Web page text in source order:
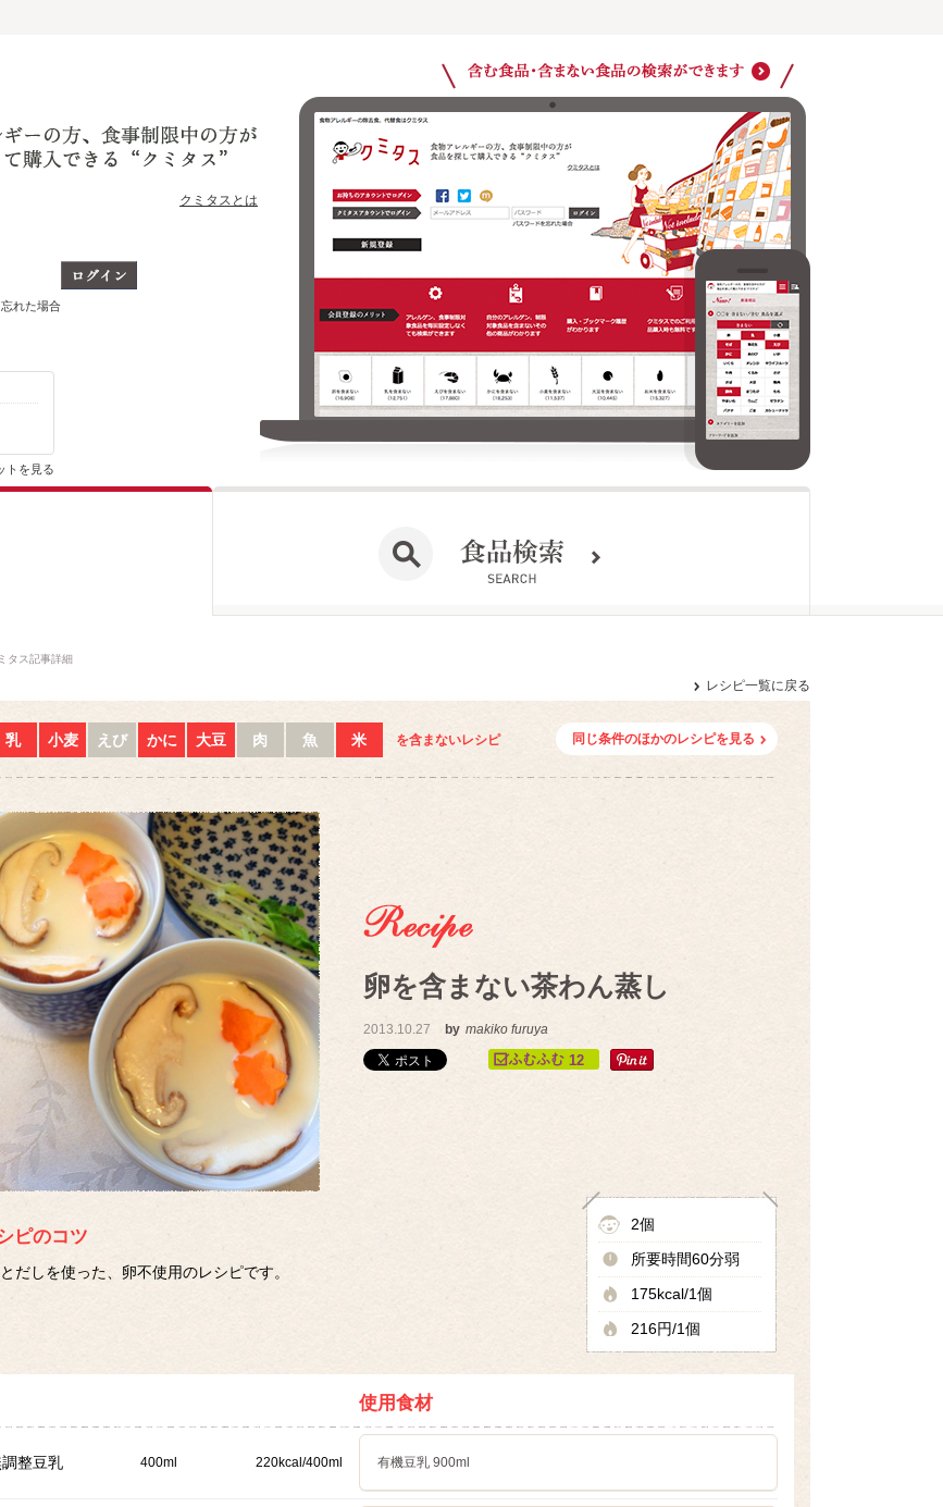
クミタスとは
れた場合
購入・ブックマーク履歴がわかります クミタスでのご利用は商品購入時も無料です
トを見る
タス記事詳細
レシピ一覧に戻る
乳 小麦 えび かに 大豆 肉 魚 米 を含まないレシピ 同じ条件のほかのレシピを見る
卵を含まない茶わん蒸し
2013.10.27 by makiko furuya
12
ピのコツ
だしを使った、卵不使用のレシピです。
2個
所要時間60分弱
175kcal/1個
216円/1個
使用食材
整豆乳 400ml 220kcal/400ml 有機豆乳 900ml